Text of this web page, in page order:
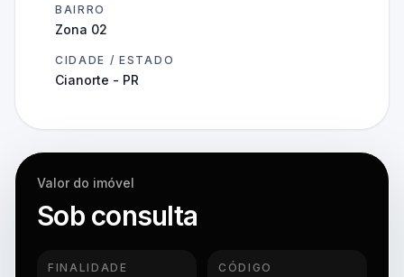
BAIRRO
Zona 02
CIDADE / ESTADO
Cianorte - PR
Valor do imóvel
Sob consulta
FINALIDADE CÓDIGO